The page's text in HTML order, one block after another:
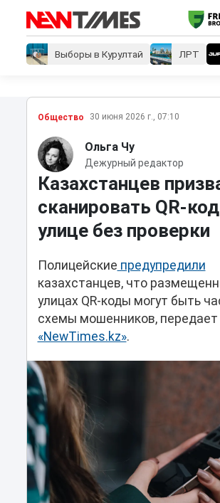
Выборы в Курултай ЛРТ
Общество 30 июня 2026 г., 07:10
Ольга Чу
Дежурный редактор
Казахстанцев
сканировать QR-
улице без проверки
Полицейские предупредили
казахстанцев, что
улицах QR-коды могут быть
схемы мошенников, передает
«NewTimes.kz».